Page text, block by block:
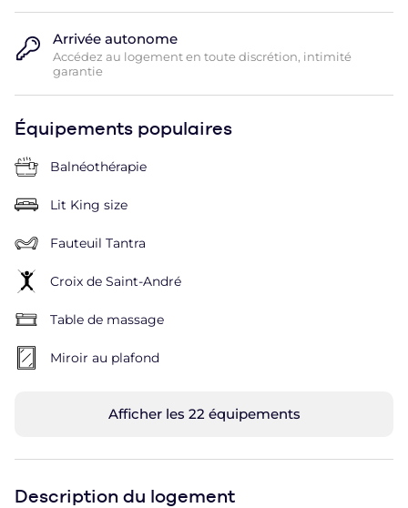
Arrivée autonome
Accédez au logement en toute discrétion, intimité
garantie
Équipements populaires
Balnéothérapie
Lit King size
Fauteuil Tantra
Croix de Saint-André
Table de massage
Miroir au plafond
Afficher les 22 équipements
Description du logement